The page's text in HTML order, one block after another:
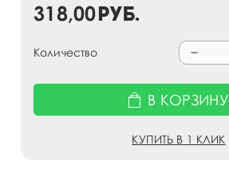
318,00руб.
Количество
В КОРЗИНУ
КУПИТЬ В 1 КЛИК